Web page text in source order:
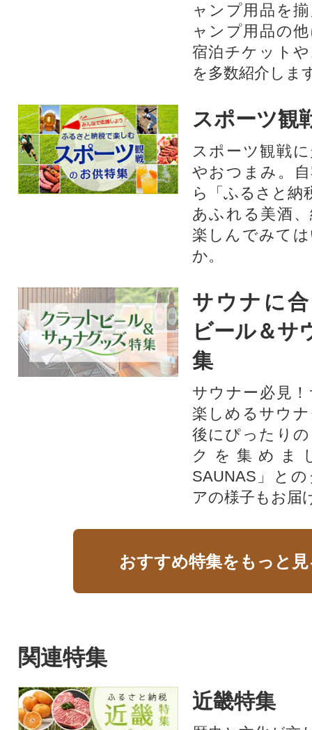
ャンプ用品を
ャンプ用品の
宿泊チケット
を多数紹介しま
スポーツ観
スポーツ観戦
やおつまみ。
ら「ふるさと納
あふれる美酒
楽しんでみて
か。
サウナに
ビール＆サ
集
サウナー必見
楽しめるサウ
後にぴったり
クを集めま
SAUNAS」と
アの様子もお届
おすすめ特集をもっと
関連特集
近畿特集